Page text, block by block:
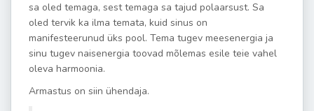
sa oled temaga, sest temaga sa tajud polaarsust. Sa
oled tervik ka ilma temata, kuid sinus on
manifesteerunud üks pool. Tema tugev meesenergia ja
sinu tugev naisenergia toovad mõlemas esile teie vahel
oleva harmoonia.
Armastus on siin ühendaja.